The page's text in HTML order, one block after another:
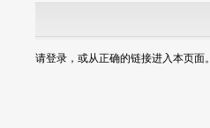
请登录，或从正确的链接进入本页面。